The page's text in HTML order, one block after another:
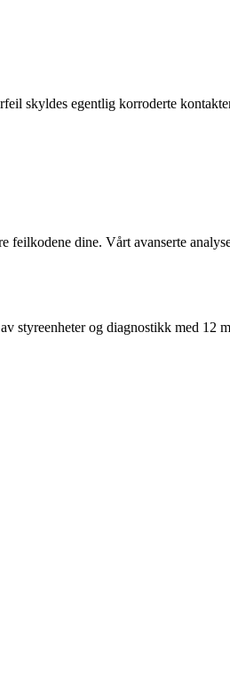
skyldes egentlig korroderte
dine. Vårt avanserte
styreenheter og diagnostikk med 12